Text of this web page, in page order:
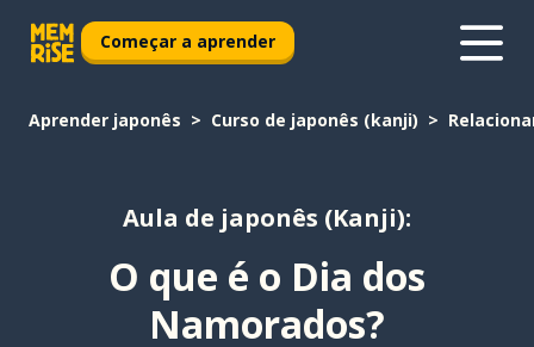
Começar a aprender
Aprender japonês Curso de japonês (kanji)
Aula de japonês (Kanji):
O que é o Dia dos
Namorados?